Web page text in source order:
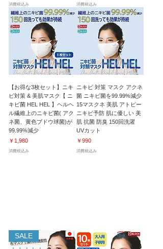
消費税込み 消費税込み
【お得な3枚セット】ニキ
ビ対策 & 美肌マスク【 ニ
キビ菌 HEL HEL 】ヘルヘ
ル繊維上のニキビ菌( アク
ネ菌、黄色ブドウ球菌)が
99.99%減少
価格
￥1,980
消費税込み
ニキビ 対策 マスク アクネ
菌 ニキビ菌を99.99%減少
15マスクネ 美肌 アトピー
ニキビ予防 肌に優しい 美
肌 抗菌 防臭 150回洗濯
UVカット
価格
￥990
消費税込み
SALE